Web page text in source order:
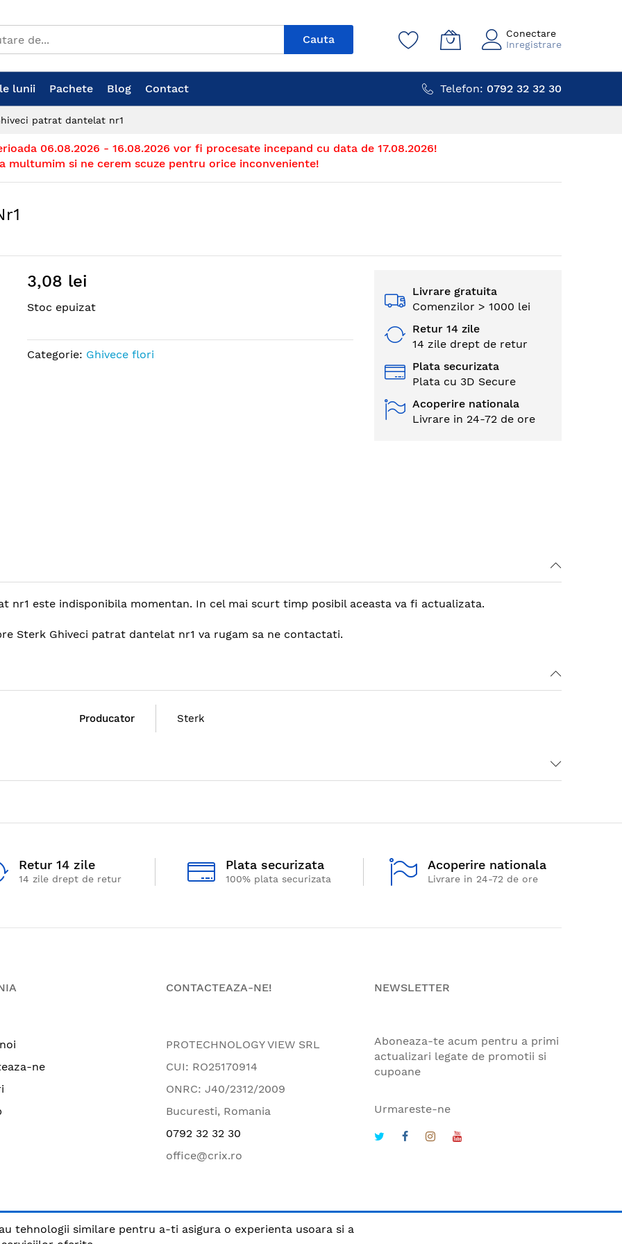
Cauta
Conectare
Inregistrare
lunii Pachete Blog Contact Telefon: 0792 32 32 30
patrat dantelat nr1
06.08.2026 - 16.08.2026 vor fi procesate incepand cu data de 17.08.2026!
multumim si ne cerem scuze pentru orice inconveniente!
3,08 lei
Stoc epuizat
Categorie: Ghivece flori
Livrare gratuita
Comenzilor > 1000 lei
Retur 14 zile
14 zile drept de retur
Plata securizata
Plata cu 3D Secure
Acoperire nationala
Livrare in 24-72 de ore
nr1 este indisponibila momentan. In cel mai scurt timp posibil aceasta va fi actualizata.
Sterk Ghiveci patrat dantelat nr1 va rugam sa ne contactati.
Producator Sterk
Retur 14 zile
14 zile drept de retur
Plata securizata
100% plata securizata
Acoperire nationala
Livrare in 24-72 de ore
ne
CONTACTEAZA-NE!
PROTECHNOLOGY VIEW SRL
CUI: RO25170914
ONRC: J40/2312/2009
Bucuresti, Romania
0792 32 32 30
office@crix.ro
NEWSLETTER
Aboneaza-te acum pentru a primi
actualizari legate de promotii si
cupoane
Urmareste-ne
tehnologii similare pentru a-ti asigura o experienta usoara si a